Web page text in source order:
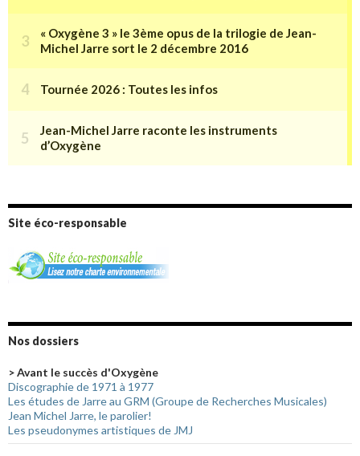
Site éco-responsable
Nos dossiers
> Avant le succès d'Oxygène
Discographie de 1971 à 1977
Les études de Jarre au GRM (Groupe de Recherches Musicales)
Jean Michel Jarre, le parolier!
Les pseudonymes artistiques de JMJ